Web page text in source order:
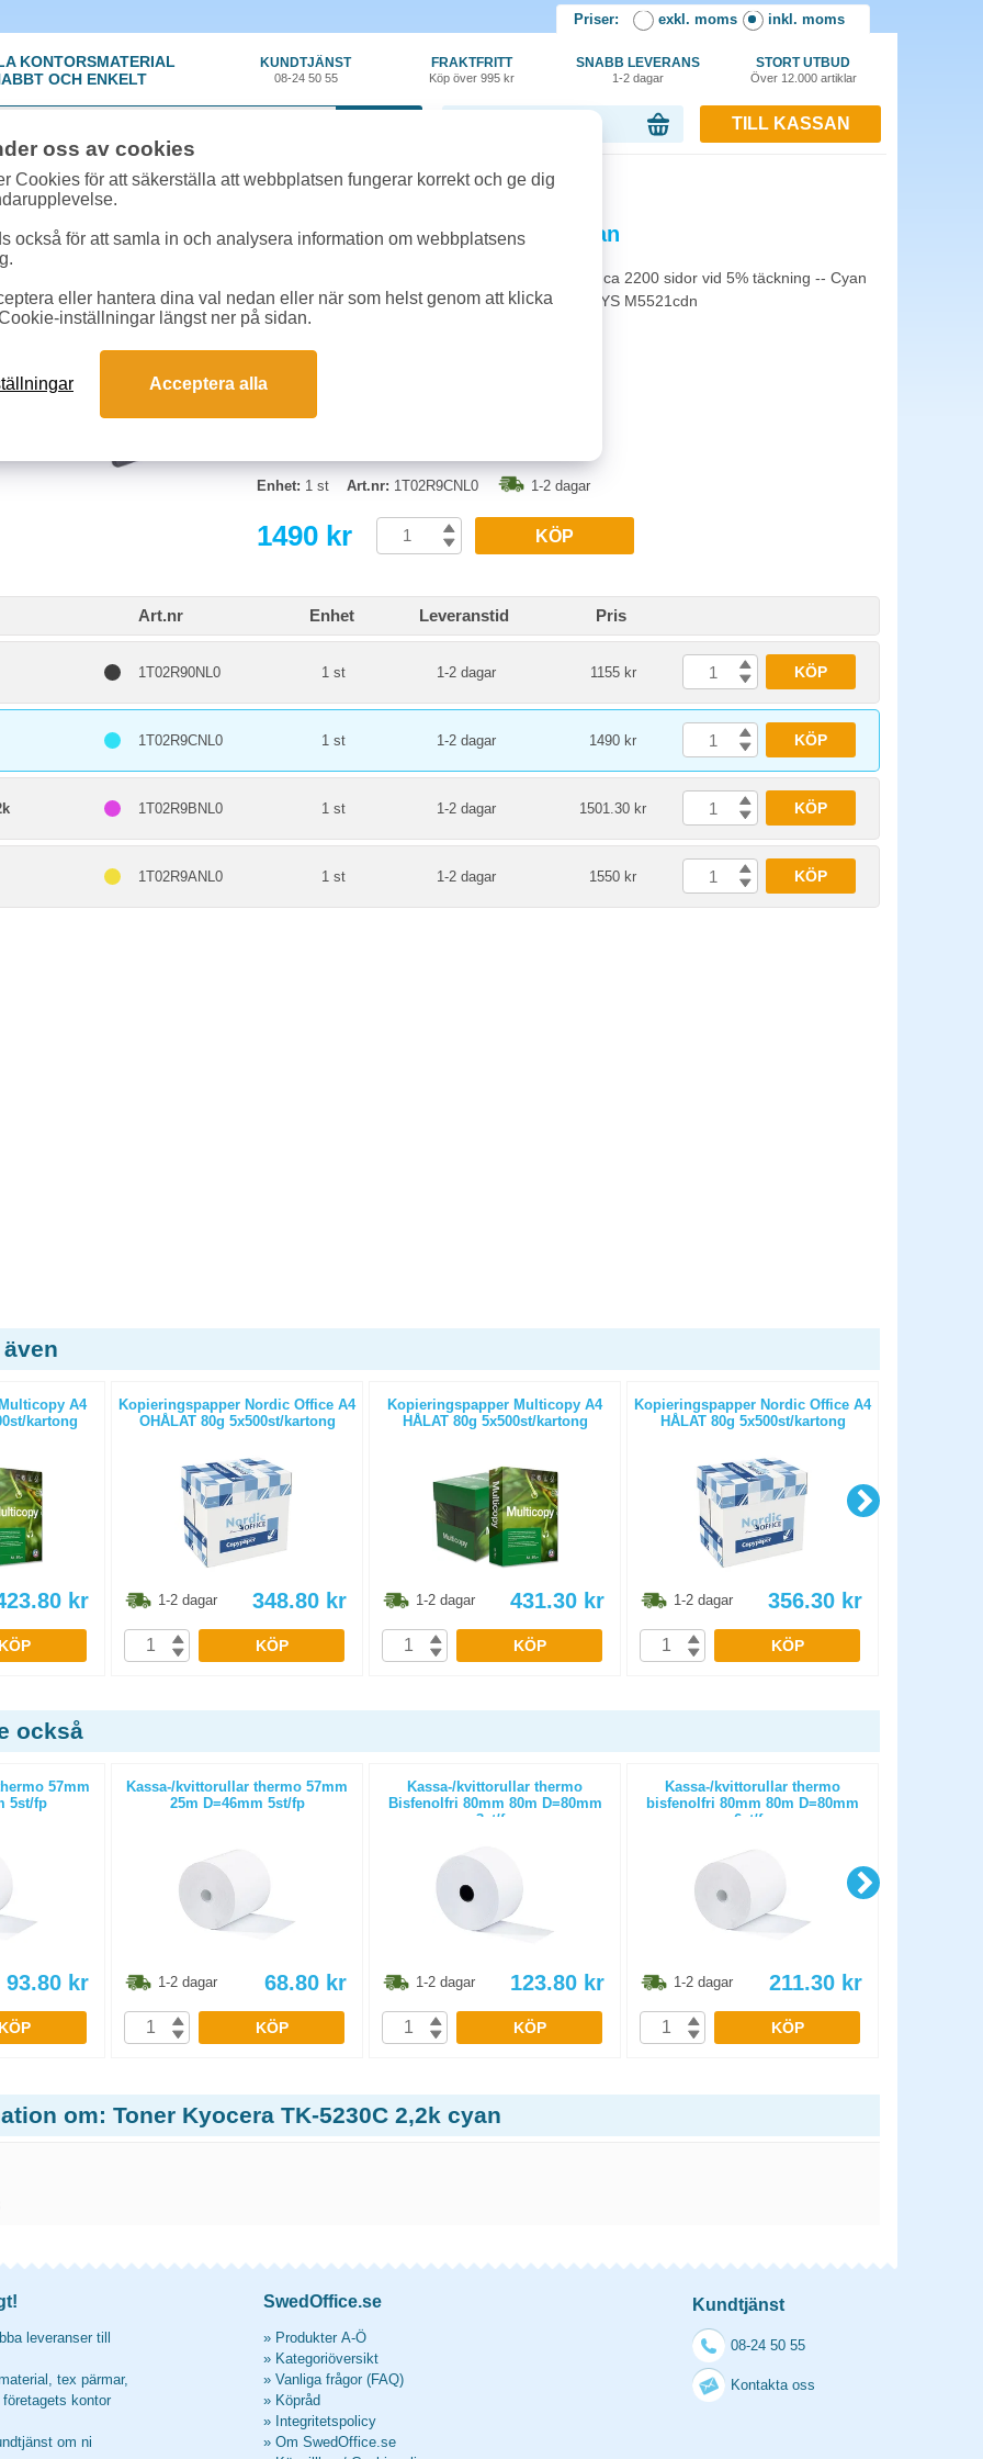
Priser: exkl. moms inkl. moms
KONTORSMATERIAL
OCH ENKELT
KUNDTJÄNST
08-24 50 55
FRAKTFRITT
Köp över 995 kr
SNABB LEVERANS
1-2 dagar
STORT UTBUD
Över 12.000 artiklar
TILL KASSAN
Förbrukning»Toner Kyocera»Toner Kyocera TK-5230C 2,2k cyan
Toner Kyocera TK-5230C 2,2k cyan
Toner Kyocera TK-5230C. -- Kapacitet: Räcker till ca 2200 sidor vid 5% täckning -- Cyan
-- Passar till skrivare: ECOSYS M5521cdw, ECOSYS M5521cdn
Enhet: 1 st Art.nr: 1T02R9CNL0 1-2 dagar
1490 kr KÖP
Art.nr Enhet Leveranstid Pris
1T02R90NL0 1 st 1-2 dagar 1155 kr KÖP
1T02R9CNL0 1 st 1-2 dagar 1490 kr KÖP
1T02R9BNL0 1 st 1-2 dagar 1501.30 kr KÖP
1T02R9ANL0 1 st 1-2 dagar 1550 kr KÖP
A4
kartong
kr
KÖP
Kopieringspapper Nordic Office A4
OHÅLAT 80g 5x500st/kartong
1-2 dagar 348.80 kr
KÖP
Kopieringspapper Multicopy A4
HÅLAT 80g 5x500st/kartong
1-2 dagar 431.30 kr
KÖP
Kopieringspapper Nordic Office A4
HÅLAT 80g 5x500st/kartong
1-2 dagar 356.30 kr
KÖP
också
57mm
5st/fp
93.80 kr
KÖP
Kassa-/kvittorullar thermo 57mm
25m D=46mm 5st/fp
1-2 dagar 68.80 kr
KÖP
Kassa-/kvittorullar thermo
Bisfenolfri 80mm 80m D=80mm
3st/fp
1-2 dagar 123.80 kr
KÖP
Kassa-/kvittorullar thermo
bisfenolfri 80mm 80m D=80mm
6st/fp
1-2 dagar 211.30 kr
KÖP
om: Toner Kyocera TK-5230C 2,2k cyan
leveranser till
tex pärmar,
kontor
om ni
SwedOffice.se
» Produkter A-Ö
» Kategoriöversikt
» Vanliga frågor (FAQ)
» Köpråd
» Integritetspolicy
» Om SwedOffice.se
Kundtjänst
08-24 50 55
Kontakta oss
oss av cookies
Cookies för att säkerställa att webbplatsen fungerar korrekt och ge dig
också för att samla in och analysera information om webbplatsens
eller hantera dina val nedan eller när som helst genom att klicka
inställningar längst ner på sidan.
Acceptera alla